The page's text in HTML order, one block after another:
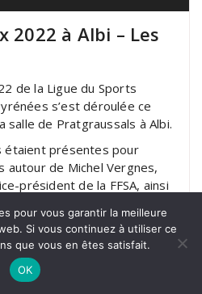
2022 à Albi – Les
de la Ligue du Sports
s’est déroulée ce
salle de Pratgraussals à Albi.
étaient présentes pour
autour de Michel Vergnes,
président de la FFSA, ainsi
présence de Samuel
Pierre Gosselin
FFSA, Sandrine SOLIMAN
Carole DELGA,
pour vous garantir la meilleure
Si vous continuez à utiliser ce
que vous en êtes satisfait.
OK